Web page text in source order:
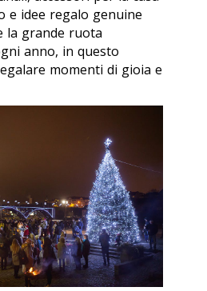
e idee regalo genuine
la grande ruota
anno, in questo
momenti di gioia e